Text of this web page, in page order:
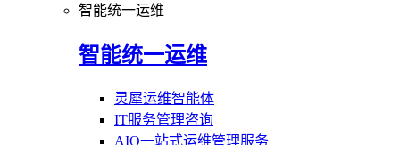
智能统一运维
智能统一运维
灵犀运维智能体
IT服务管理咨询
AIO一站式运维管理服务